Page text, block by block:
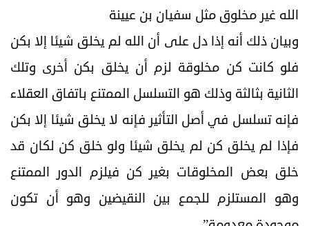
الله غير مخلوق مثل سفيان بن عيينة
وبيان ذلك أنه إذا دل على أن الله لم يخلق شيئا إلا بكن
فلو كانت كن مخلوقة لزم أن يخلق بكن أخرى وتلك
الثانية بثالثة وذلك هو التسلسل الممتنع باتفاق العقلاء
فإنه تسلسل في أصل التأثير فإنه لا يخلق شيئا إلا بكن
فإذا لم يخلق كن لم يخلق شيئا ولو خلق كن لكان قد
خلق بعض المخلوقات بغير كن فيلزم الدور الممتنع
وهو المستلزم للجمع بين النقيضين وهو أن تكون